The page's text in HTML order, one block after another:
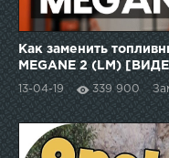
Как заменить
MEGANE 2 (LM)
13-04-19 339 900